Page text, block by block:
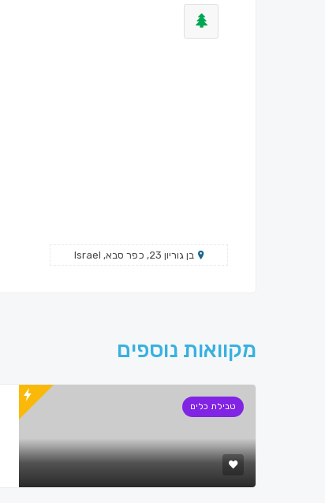
בן גוריון 23, כפר סבא, Israel
מקוואות נוספים
טבילת כלים